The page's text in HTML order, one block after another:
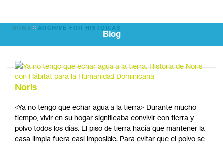
Blog
HOME ARCHIVE FOR HISTORIAS
Noris
«Ya no tengo que echar agua a la tierra» Durante mucho
tiempo, vivir en su hogar significaba convivir con tierra y
polvo todos los días. El piso de tierra hacía que mantener la
casa limpia fuera casi imposible. Para evitar que el polvo se